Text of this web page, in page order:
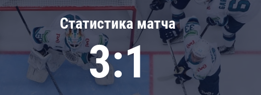
Нефтехимик
Дивизион Чернышева
Авангард
Адмирал
КХЛ
Статистика матча
3:1